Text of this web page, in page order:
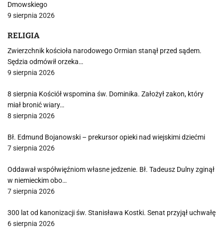
Dmowskiego
9 sierpnia 2026
RELIGIA
Zwierzchnik kościoła narodowego Ormian stanął przed sądem.
Sędzia odmówił orzeka…
9 sierpnia 2026
8 sierpnia Kościół wspomina św. Dominika. Założył zakon, który
miał bronić wiary…
8 sierpnia 2026
Bł. Edmund Bojanowski – prekursor opieki nad wiejskimi dziećmi
7 sierpnia 2026
Oddawał współwięźniom własne jedzenie. Bł. Tadeusz Dulny zginął
w niemieckim obo…
7 sierpnia 2026
300 lat od kanonizacji św. Stanisława Kostki. Senat przyjął uchwałę
6 sierpnia 2026